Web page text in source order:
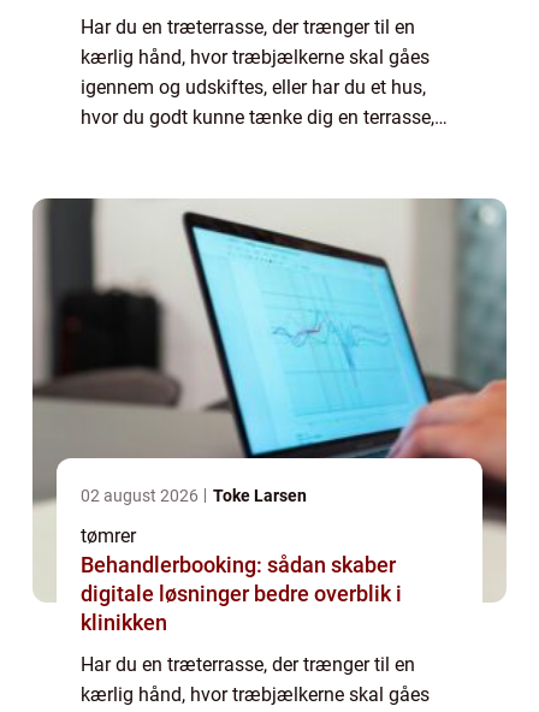
Har du en træterrasse, der trænger til en
kærlig hånd, hvor træbjælkerne skal gåes
igennem og udskiftes, eller har du et hus,
hvor du godt kunne tænke dig en terrasse,
02 august 2026 Toke Larsen
tømrer
Behandlerbooking: sådan skaber
digitale løsninger bedre overblik i
klinikken
Har du en træterrasse, der trænger til en
kærlig hånd, hvor træbjælkerne skal gåes